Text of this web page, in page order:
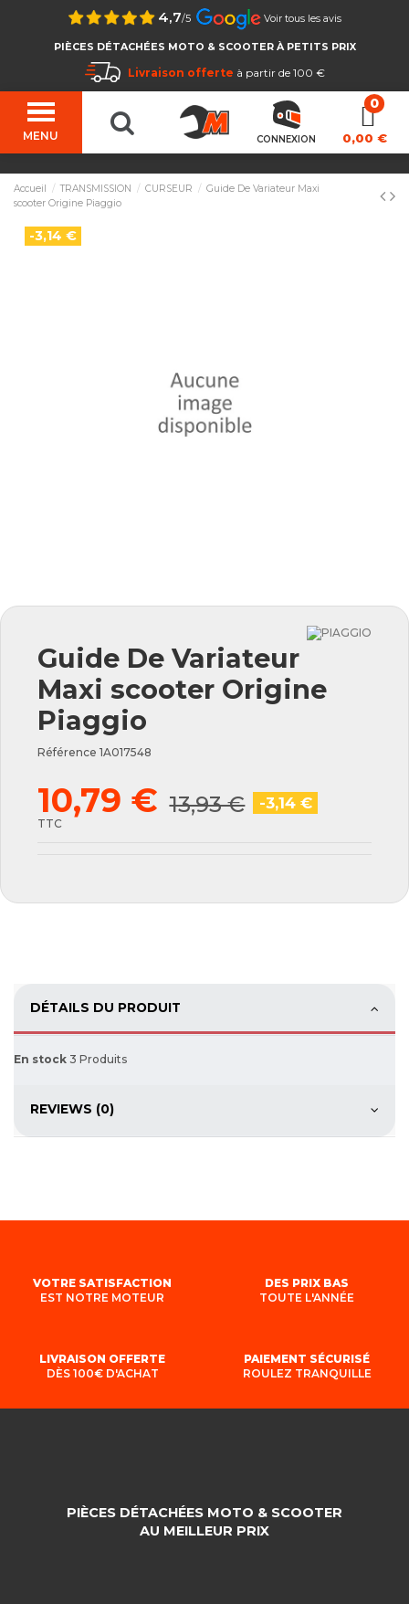
4,7/5 Voir tous les avis
PIÈCES DÉTACHÉES MOTO & SCOOTER À PETITS PRIX
Livraison offerte à partir de 100 €
MENU CONNEXION 0,00 €
Accueil TRANSMISSION CURSEUR
Guide De Variateur Maxi
scooter Origine Piaggio
-3,14 €
Guide De Variateur
Maxi scooter Origine
Piaggio
Référence 1A017548
10,79 € 13,93 € -3,14 €
TTC
DÉTAILS DU PRODUIT
En stock 3 Produits
REVIEWS (0)
VOTRE SATISFACTION
EST NOTRE MOTEUR
DES PRIX BAS
TOUTE L'ANNÉE
LIVRAISON OFFERTE
DÈS 100€ D'ACHAT
PAIEMENT SÉCURISÉ
ROULEZ TRANQUILLE
PIÈCES DÉTACHÉES MOTO & SCOOTER
AU MEILLEUR PRIX